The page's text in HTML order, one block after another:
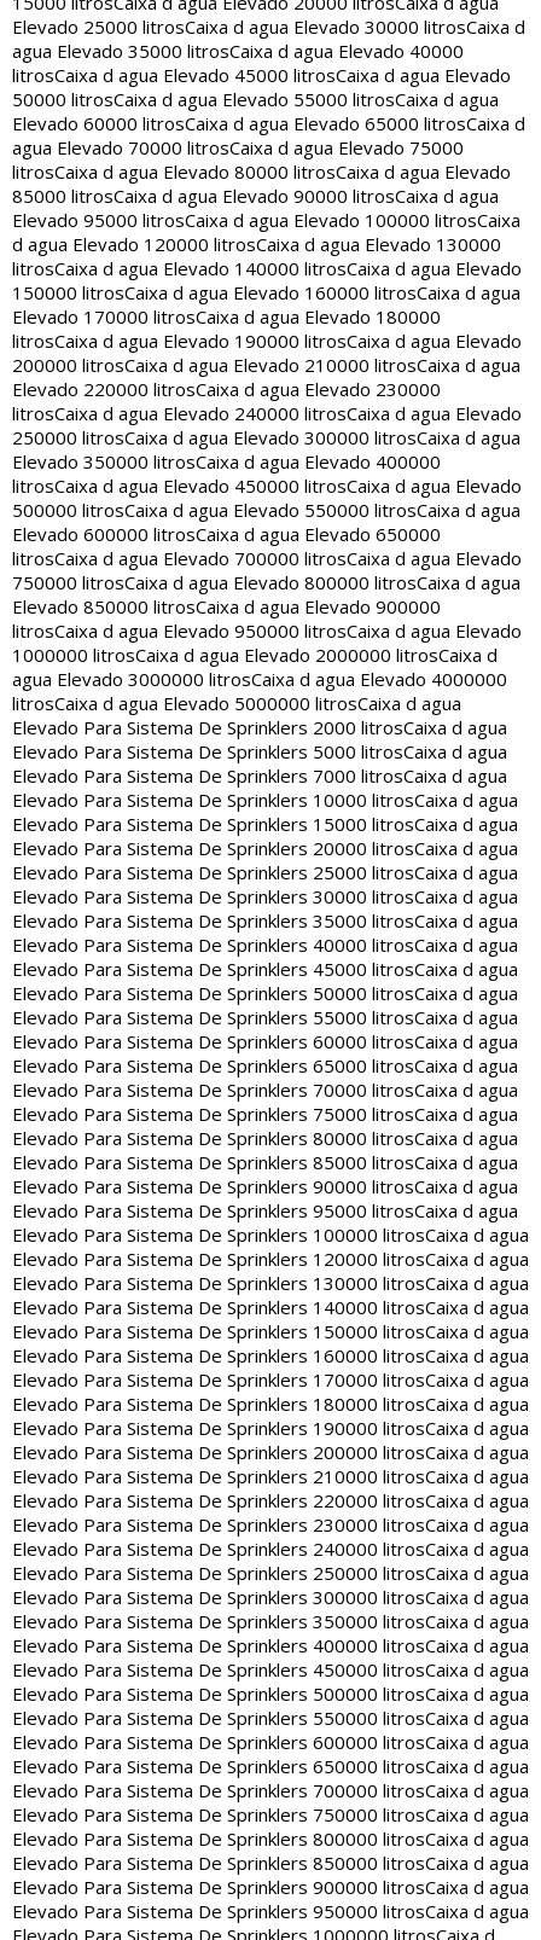
Elevado 25000 litrosCaixa d agua Elevado 30000 litrosCaixa d
agua Elevado 35000 litrosCaixa d agua Elevado 40000
litrosCaixa d agua Elevado 45000 litrosCaixa d agua Elevado
50000 litrosCaixa d agua Elevado 55000 litrosCaixa d agua
Elevado 60000 litrosCaixa d agua Elevado 65000 litrosCaixa d
agua Elevado 70000 litrosCaixa d agua Elevado 75000
litrosCaixa d agua Elevado 80000 litrosCaixa d agua Elevado
85000 litrosCaixa d agua Elevado 90000 litrosCaixa d agua
Elevado 95000 litrosCaixa d agua Elevado 100000 litrosCaixa
d agua Elevado 120000 litrosCaixa d agua Elevado 130000
litrosCaixa d agua Elevado 140000 litrosCaixa d agua Elevado
150000 litrosCaixa d agua Elevado 160000 litrosCaixa d agua
Elevado 170000 litrosCaixa d agua Elevado 180000
litrosCaixa d agua Elevado 190000 litrosCaixa d agua Elevado
200000 litrosCaixa d agua Elevado 210000 litrosCaixa d agua
Elevado 220000 litrosCaixa d agua Elevado 230000
litrosCaixa d agua Elevado 240000 litrosCaixa d agua Elevado
250000 litrosCaixa d agua Elevado 300000 litrosCaixa d agua
Elevado 350000 litrosCaixa d agua Elevado 400000
litrosCaixa d agua Elevado 450000 litrosCaixa d agua Elevado
500000 litrosCaixa d agua Elevado 550000 litrosCaixa d agua
Elevado 600000 litrosCaixa d agua Elevado 650000
litrosCaixa d agua Elevado 700000 litrosCaixa d agua Elevado
750000 litrosCaixa d agua Elevado 800000 litrosCaixa d agua
Elevado 850000 litrosCaixa d agua Elevado 900000
litrosCaixa d agua Elevado 950000 litrosCaixa d agua Elevado
1000000 litrosCaixa d agua Elevado 2000000 litrosCaixa d
agua Elevado 3000000 litrosCaixa d agua Elevado 4000000
litrosCaixa d agua Elevado 5000000 litrosCaixa d agua
Elevado Para Sistema De Sprinklers 2000 litrosCaixa d agua
Elevado Para Sistema De Sprinklers 5000 litrosCaixa d agua
Elevado Para Sistema De Sprinklers 7000 litrosCaixa d agua
Elevado Para Sistema De Sprinklers 10000 litrosCaixa d agua
Elevado Para Sistema De Sprinklers 15000 litrosCaixa d agua
Elevado Para Sistema De Sprinklers 20000 litrosCaixa d agua
Elevado Para Sistema De Sprinklers 25000 litrosCaixa d agua
Elevado Para Sistema De Sprinklers 30000 litrosCaixa d agua
Elevado Para Sistema De Sprinklers 35000 litrosCaixa d agua
Elevado Para Sistema De Sprinklers 40000 litrosCaixa d agua
Elevado Para Sistema De Sprinklers 45000 litrosCaixa d agua
Elevado Para Sistema De Sprinklers 50000 litrosCaixa d agua
Elevado Para Sistema De Sprinklers 55000 litrosCaixa d agua
Elevado Para Sistema De Sprinklers 60000 litrosCaixa d agua
Elevado Para Sistema De Sprinklers 65000 litrosCaixa d agua
Elevado Para Sistema De Sprinklers 70000 litrosCaixa d agua
Elevado Para Sistema De Sprinklers 75000 litrosCaixa d agua
Elevado Para Sistema De Sprinklers 80000 litrosCaixa d agua
Elevado Para Sistema De Sprinklers 85000 litrosCaixa d agua
Elevado Para Sistema De Sprinklers 90000 litrosCaixa d agua
Elevado Para Sistema De Sprinklers 95000 litrosCaixa d agua
Elevado Para Sistema De Sprinklers 100000 litrosCaixa d agua
Elevado Para Sistema De Sprinklers 120000 litrosCaixa d agua
Elevado Para Sistema De Sprinklers 130000 litrosCaixa d agua
Elevado Para Sistema De Sprinklers 140000 litrosCaixa d agua
Elevado Para Sistema De Sprinklers 150000 litrosCaixa d agua
Elevado Para Sistema De Sprinklers 160000 litrosCaixa d agua
Elevado Para Sistema De Sprinklers 170000 litrosCaixa d agua
Elevado Para Sistema De Sprinklers 180000 litrosCaixa d agua
Elevado Para Sistema De Sprinklers 190000 litrosCaixa d agua
Elevado Para Sistema De Sprinklers 200000 litrosCaixa d agua
Elevado Para Sistema De Sprinklers 210000 litrosCaixa d agua
Elevado Para Sistema De Sprinklers 220000 litrosCaixa d agua
Elevado Para Sistema De Sprinklers 230000 litrosCaixa d agua
Elevado Para Sistema De Sprinklers 240000 litrosCaixa d agua
Elevado Para Sistema De Sprinklers 250000 litrosCaixa d agua
Elevado Para Sistema De Sprinklers 300000 litrosCaixa d agua
Elevado Para Sistema De Sprinklers 350000 litrosCaixa d agua
Elevado Para Sistema De Sprinklers 400000 litrosCaixa d agua
Elevado Para Sistema De Sprinklers 450000 litrosCaixa d agua
Elevado Para Sistema De Sprinklers 500000 litrosCaixa d agua
Elevado Para Sistema De Sprinklers 550000 litrosCaixa d agua
Elevado Para Sistema De Sprinklers 600000 litrosCaixa d agua
Elevado Para Sistema De Sprinklers 650000 litrosCaixa d agua
Elevado Para Sistema De Sprinklers 700000 litrosCaixa d agua
Elevado Para Sistema De Sprinklers 750000 litrosCaixa d agua
Elevado Para Sistema De Sprinklers 800000 litrosCaixa d agua
Elevado Para Sistema De Sprinklers 850000 litrosCaixa d agua
Elevado Para Sistema De Sprinklers 900000 litrosCaixa d agua
Elevado Para Sistema De Sprinklers 950000 litrosCaixa d agua